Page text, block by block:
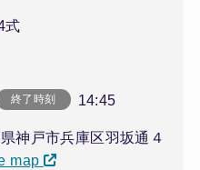
式
終了時刻 14:45
神戸市兵庫区羽坂通４
map